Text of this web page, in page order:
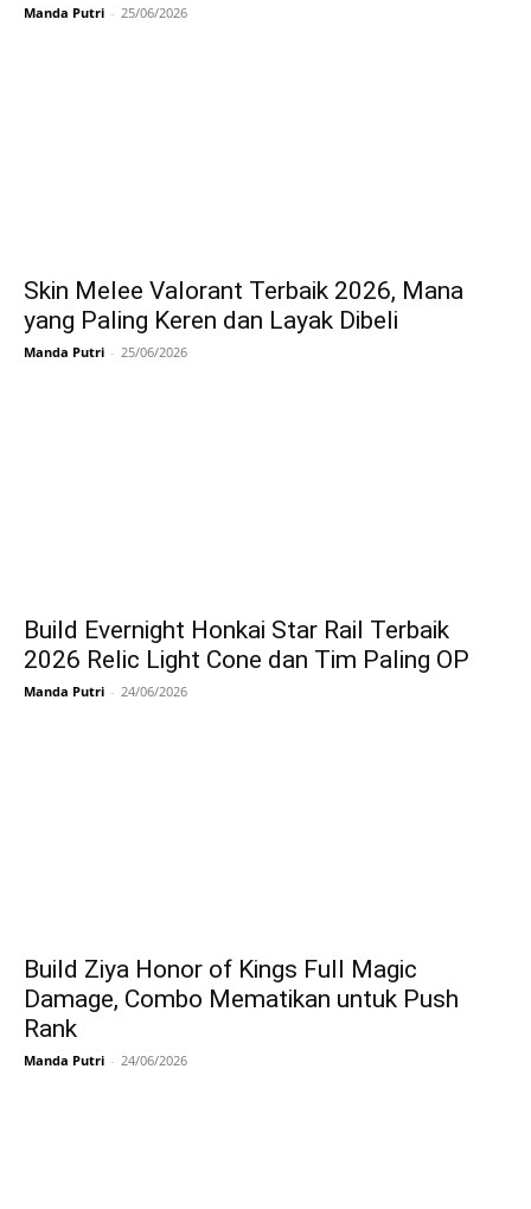
Manda Putri - 25/06/2026
Skin Melee Valorant Terbaik 2026, Mana
yang Paling Keren dan Layak Dibeli
Manda Putri - 25/06/2026
Build Evernight Honkai Star Rail Terbaik
2026 Relic Light Cone dan Tim Paling OP
Manda Putri - 24/06/2026
Build Ziya Honor of Kings Full Magic
Damage, Combo Mematikan untuk Push
Rank
Manda Putri - 24/06/2026